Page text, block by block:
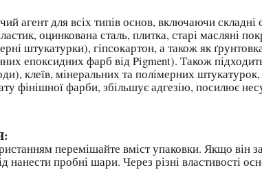
агент для всіх типів основ, включаючи
оцинкована сталь, плитка, старі масляні
штукатурки), гіпсокартон, а також як
епоксидних фарб від Pigment). Також
клеїв, мінеральних та полімерних
фінішної фарби, збільшує адгезію, посилює
перемішайте вміст упаковки. Якщо він
нанести пробні шари. Через різні властивості